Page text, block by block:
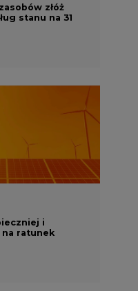
złóż
stanu na 31
i
na ratunek